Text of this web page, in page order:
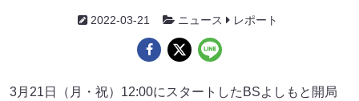
2022-03-21 ニュース レポート
3月21日（月・祝）12:00にスタートしたBSよしもと開局